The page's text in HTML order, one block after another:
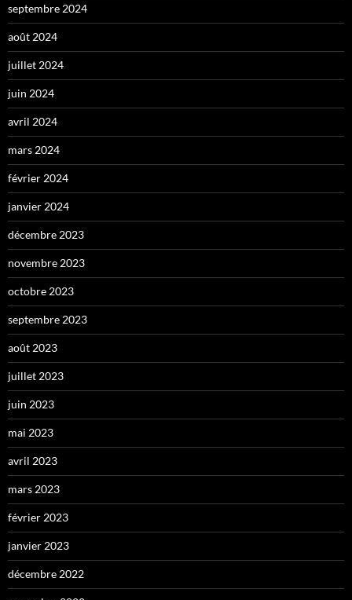
septembre 2024
août 2024
juillet 2024
juin 2024
avril 2024
mars 2024
février 2024
janvier 2024
décembre 2023
novembre 2023
octobre 2023
septembre 2023
août 2023
juillet 2023
juin 2023
mai 2023
avril 2023
mars 2023
février 2023
janvier 2023
décembre 2022